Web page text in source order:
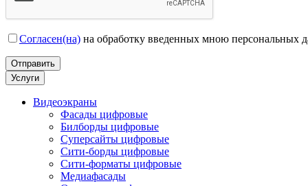
Согласен(на) на обработку введенных мною персональных
Услуги
Видеоэкраны
Фасады цифровые
Билборды цифровые
Суперсайты цифровые
Сити-борды цифровые
Сити-форматы цифровые
Медиафасады